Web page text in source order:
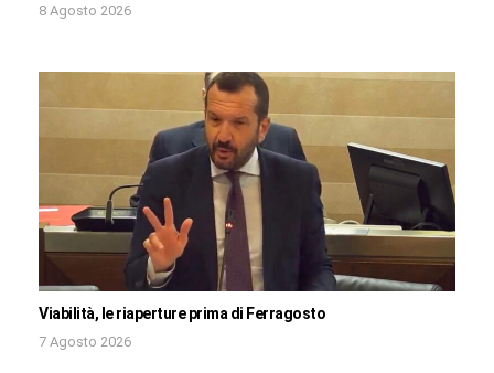
8 Agosto 2026
Viabilità, le riaperture prima di Ferragosto
7 Agosto 2026